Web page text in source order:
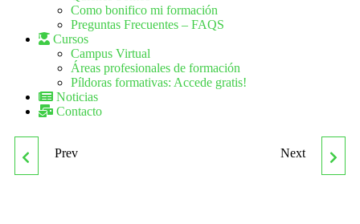
Como bonifico mi formación
Preguntas Frecuentes – FAQS
Cursos
Campus Virtual
Áreas profesionales de formación
Píldoras formativas: Accede gratis!
Noticias
Contacto
UF0044 FUNCIÓN DEL
Prev Next